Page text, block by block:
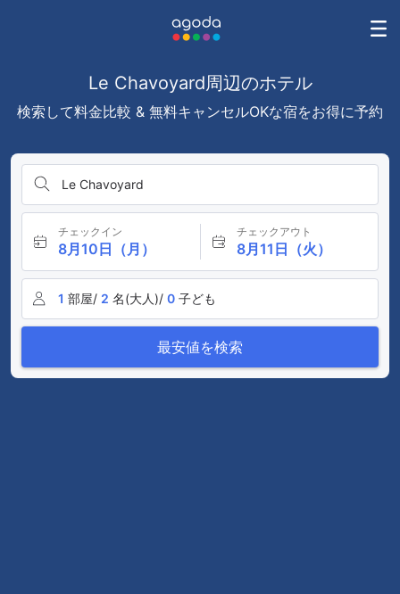
Le Chavoyard周辺のホテル
検索して料金比較 & 無料キャンセルOKな宿をお得に予約
Le Chavoyard
チェックイン
8月10日（月）
チェックアウト
8月11日（火）
1 部屋/ 2 名(大人)/ 0 子ども
最安値を検索